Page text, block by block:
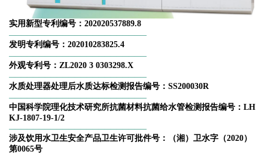
实用新型专利编号 ：202020537889.8
———————————————————————
发明专利编号：202010283825.4
———————————————————————
外观专利号：ZL2020 3 0303298.X
———————————————————————
水质处理器处理后水质达标检测报告编号：SS200030R
———————————————————————
中国科学院理化技术研究所抗菌材料抗菌给水管检测报告编号：LH
KJ-1807-19-1/2
———————————————————————
涉及饮用水卫生安全产品卫生许可批件号：（湘）卫水字（2020）
第0065号